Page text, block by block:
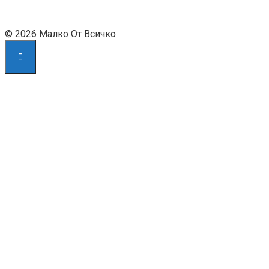
© 2026 Малко От Всичко